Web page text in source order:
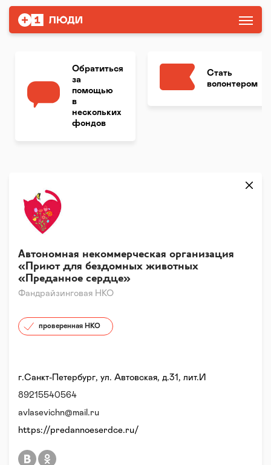
Обратиться
за
помощью
в
нескольких
фондов
Стать
волонтером
Фандрайзинговая НКО
Автономная некоммерческая организация
«Приют для бездомных животных
«Преданное сердце»
проверенная НКО
г.Санкт-Петербург, ул. Автовская, д.31, лит.И
89215540564
avlasevichn@mail.ru
https://predannoeserdce.ru/